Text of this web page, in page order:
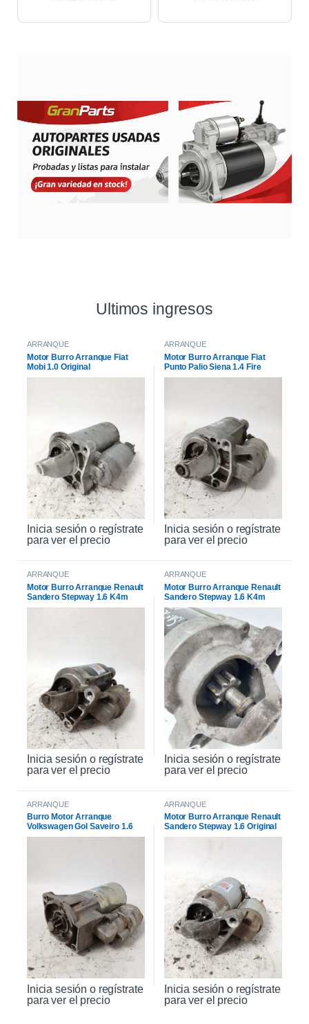
Ultimos ingresos
ARRANQUE
Motor Burro Arranque Fiat
Mobi 1.0 Original
Inicia sesión o regístrate
para ver el precio
ARRANQUE
Motor Burro Arranque Fiat
Punto Palio Siena 1.4 Fire
Original
Inicia sesión o regístrate
para ver el precio
ARRANQUE
Motor Burro Arranque Renault
Sandero Stepway 1.6 K4m
Original
Inicia sesión o regístrate
para ver el precio
ARRANQUE
Motor Burro Arranque Renault
Sandero Stepway 1.6 K4m
Inicia sesión o regístrate
para ver el precio
ARRANQUE
Burro Motor Arranque
Volkswagen Gol Saveiro 1.6
Inicia sesión o regístrate
para ver el precio
ARRANQUE
Motor Burro Arranque Renault
Sandero Stepway 1.6 Original
Inicia sesión o regístrate
para ver el precio